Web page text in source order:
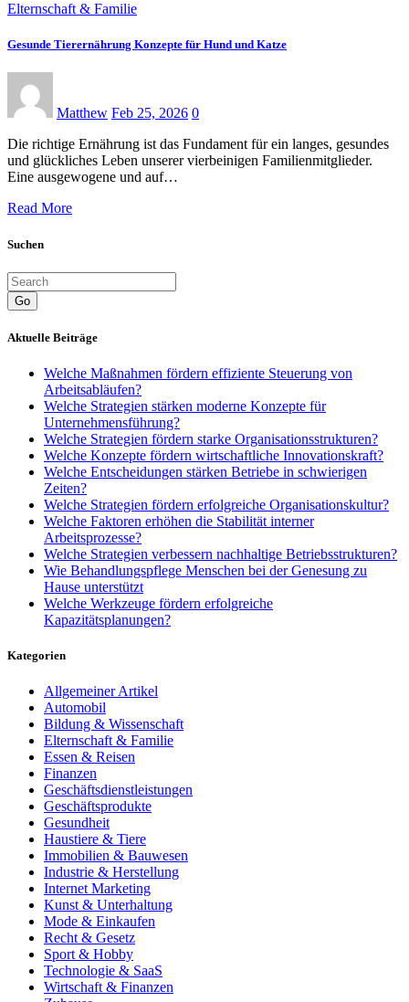
Elternschaft & Familie
Gesunde Tierernährung Konzepte für Hund und Katze
Matthew Feb 25, 2026 0
Die richtige Ernährung ist das Fundament für ein langes, gesundes
und glückliches Leben unserer vierbeinigen Familienmitglieder.
Eine ausgewogene und auf…
Read More
Suchen
Go
Aktuelle Beiträge
Welche Maßnahmen fördern effiziente Steuerung von
Arbeitsabläufen?
Welche Strategien stärken moderne Konzepte für
Unternehmensführung?
Welche Strategien fördern starke Organisationsstrukturen?
Welche Konzepte fördern wirtschaftliche Innovationskraft?
Welche Entscheidungen stärken Betriebe in schwierigen
Zeiten?
Welche Strategien fördern erfolgreiche Organisationskultur?
Welche Faktoren erhöhen die Stabilität interner
Arbeitsprozesse?
Welche Strategien verbessern nachhaltige Betriebsstrukturen?
Wie Behandlungspflege Menschen bei der Genesung zu
Hause unterstützt
Welche Werkzeuge fördern erfolgreiche
Kapazitätsplanungen?
Kategorien
Allgemeiner Artikel
Automobil
Bildung & Wissenschaft
Elternschaft & Familie
Essen & Reisen
Finanzen
Geschäftsdienstleistungen
Geschäftsprodukte
Gesundheit
Haustiere & Tiere
Immobilien & Bauwesen
Industrie & Herstellung
Internet Marketing
Kunst & Unterhaltung
Mode & Einkaufen
Recht & Gesetz
Sport & Hobby
Technologie & SaaS
Wirtschaft & Finanzen